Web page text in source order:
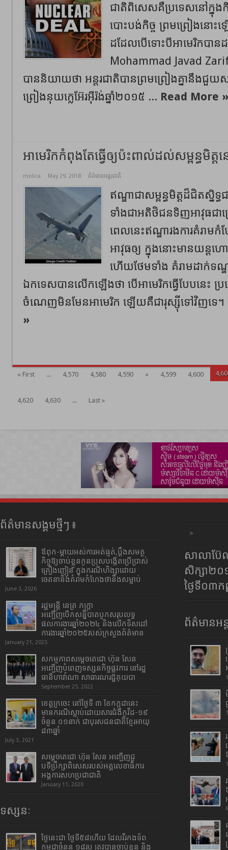
ជាតិពិសេសគឺប្រទេសនៅក្នុង
បោះបង់កិច្ច ព្រមព្រៀងនោះឡ
ដដែលបើទោះបីអាមេរិកបា
Mohammad Javad Zarif
បាននិយាយថា អន្តរជាតិបានព្រមព្រៀងគ្នានឹងជួយស
ព្រៀងនុយក្លេអ៊ែរអុីរ៉ង់ឆ្នាំ២០១៥ ... Read More »
អាមេរិកកំពុងតែធ្វើឲ្យប៉ះពាល់ដល់សម្ពន្ធមិត្
molica May 29, 2018 ព័ត៌មានអន្តរជាតិ
ឥណ្ឌាជាសម្ពន្ធមិត្តដ៏ជិតស្និ
ទាំងជាអតិថិជនទិញអាវុធជា
ពេលនេះឥណ្ឌារងការគំរា
អាវុធឲ្យ ក្នុងនោះមានយន្តហ
ហើយថែមទាំង គំរាមដាក់ទណ្
ឯកទេសបានលើកឡើងថា បើអាមេរិកធ្វើបែបនេ
ចំណេញមិនមែនអាមេរិក ឡើយគឺជារុស្ស៊ីទៅវិញទេ
»
« First ... 4,570 4,580 4,590 « 4,599 4,600
4,620 4,630 ... Last »
ព័ត៌មានសង្គមថ្មីៗ ៖
ឪពុក-ម្ដាយអស់ការអត់ធ្មត់,ប្ដឹងសមត្ថ
កិច្ចឱ្យចាប់ខ្លួនកូនប្រុសបង្កើតប្រើប្រាស់
គ្រឿងញៀន ក្នុងករណីហិង្សាដោយ
ចេតនានិងគំរាមកំហែងថានឹងសម្លាប់
June 3, 2026
រដ្ឋមន្រ្តី​ នេត្រ​ ភក្ត្រា​
អញ្ជើញបើកសន្និបាតបូកសរុបលទ្ធ
ផលការងារឆ្នាំ២០២៤ និងលើកទិសដៅ
ការងារឆ្នាំ២០២៥របស់​ក្រសួង​ព័ត៌មាន​
January 21, 2025
សកម្មភាពសម្តេចតេជោ ហ៊ុន សែន
អញ្ជើញបំពេញទស្សនកិច្ចផ្លូវការ នៅរដ្ឋ
ធានីហាវ៉ាណា សាធារណរដ្ឋគុយបា
September 25, 2022
ខេត្តក្រចេះ នៅថ្ងៃទី ៣ ខែកក្កដានេះ
មានករណីស្លាប់ដោយសារជំងឺកូវីដ-១៩
ចំនួន ០១នាក់ ជាបុរសជនជាតិខ្មែរអាយុ
៨៣ឆ្នាំ
July 3, 2021
សម្តេចតេជោ ហ៊ុន សែន អញ្ជើញជួ
បទីប្រឹក្សាពិសេសរបស់អគ្គលេខាធិការ
អង្គការសហប្រជាជាតិ
January 11, 2020
ទស្សនៈ
ថ្ងៃនេះជា ថ្ងៃទី៥៨ហើយ ដែលវីរកងទ័ព
កម្ពុជាចំនួន ១៨រូប ត្រូវបានចាប់ខ្លួន និង
>
សាលាប៊ែ
សិក្សា២
ថ្ងៃទី០៣
ព័ត៌មានអន្